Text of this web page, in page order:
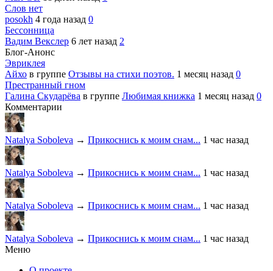
Слов нет
posokh 4 года назад 0
Бессонница
Вадим Векслер 6 лет назад 2
Блог-Анонс
Эвриклея
Айхо в группе Отзывы на стихи поэтов. 1 месяц назад 0
Престранный гном
Галина Скударёва в группе Любимая книжка 1 месяц назад 0
Комментарии
Natalya Soboleva → Прикоснись к моим снам... 1 час назад
Natalya Soboleva → Прикоснись к моим снам... 1 час назад
Natalya Soboleva → Прикоснись к моим снам... 1 час назад
Natalya Soboleva → Прикоснись к моим снам... 1 час назад
Меню